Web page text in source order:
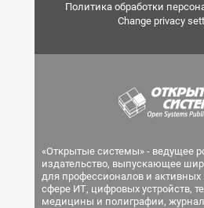
Политика обработки
Change privacy
«Открытые системы» - ведущее
издательство, выпускающее
для профессионалов и активных
сфере ИТ, цифровых устройств,
медицины и полиграфии,